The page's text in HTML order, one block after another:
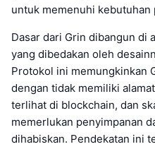
untuk memenuhi kebutuhan
Dasar dari Grin dibangun di
yang dibedakan oleh
Protokol ini memungkinkan
dengan tidak memiliki
terlihat di blockchain, dan
memerlukan penyimpanan
dihabiskan. Pendekatan ini